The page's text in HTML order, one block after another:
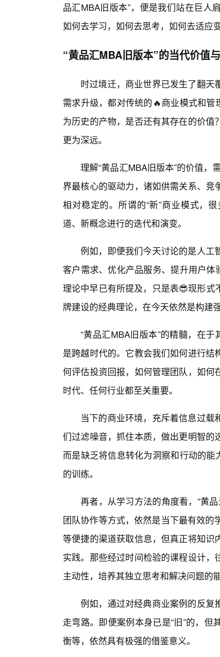
品汇MBA旧版本”，便是我们站在巨人
如何去学习，如何去思考，如何去适应
“黄品汇MBA旧版本”的当代价值
时过境迁，商业世界已发生了翻
需求升级，都对传统的🔥商业模式和管
为历史的产物，是否还有其存在的价
更为深远。
理解“黄品汇MBA旧版本”的价值，
界最核心的驱动力，诸如供需关系、
相对稳定的。所谓的“新”商业模式，
道、新概念进行的迭代和演变。
例如，即便我们今天讨论的是人工
客户需求、优化产品服务、提升用户体
理论中早已有所提及，只是表😎现形
牌建设的经典理论，在今天依然是构建
“黄品汇MBA旧版本”的精髓，在
是跨越时代的。它教会我们如何进行
何评估投资回报，如何管理团队，如
时代、任何行业都至关重要。
当下的商业环境，充斥着信息过
们过滤噪音，抓住本质，做出更明智
而是缺乏将信息转化为洞察和行动的能
的训练。
再者，从学习方法的角度看，“黄
团队协作等方式，依然是当下最有效
等便捷的渠道获取信息，但真正将知
实践。那些经过时间检验的课程设计
主动性，培养其独立思考和解决问题的
例如，通过对经典商业案例的反复
走弯路。即便案例本身已是“旧”的，
衡等，依然具有极强的借鉴意义。